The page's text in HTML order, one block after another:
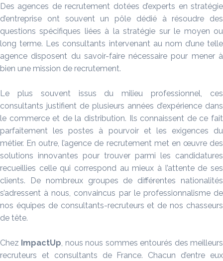
Des agences de recrutement dotées d’experts en stratégie
d’entreprise ont souvent un pôle dédié à résoudre des
questions spécifiques liées à la stratégie sur le moyen ou
long terme. Les consultants intervenant au nom d’une telle
agence disposent du savoir-faire nécessaire pour mener à
bien une mission de recrutement.
Le plus souvent issus du milieu professionnel, ces
consultants justifient de plusieurs années d’expérience dans
le commerce et de la distribution. Ils connaissent de ce fait
parfaitement les postes à pourvoir et les exigences du
métier. En outre, l’agence de recrutement met en œuvre des
solutions innovantes pour trouver parmi les candidatures
recueillies celle qui correspond au mieux à l’attente de ses
clients. De nombreux groupes de différentes nationalités
s’adressent à nous, convaincus par le professionnalisme de
nos équipes de consultants-recruteurs et de nos chasseurs
de tête.
Chez ImpactUp, nous nous sommes entourés des meilleurs
recruteurs et consultants de France. Chacun d’entre eux